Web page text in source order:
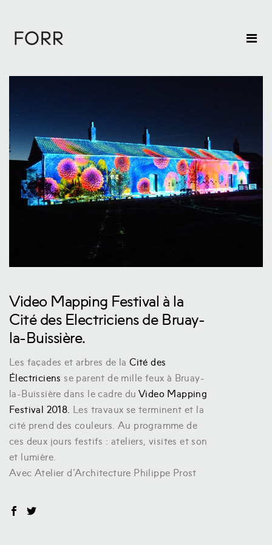
Video Mapping Festival à la
Cité des Electriciens de Bruay-
la-Buissière.
Les façades et arbres de laCité des
Électriciens se parent de mille feux à Bruay-
la-Buissière dans le cadre du Video Mapping
Festival 2018. Les travaux se terminent et la
cité prend des couleurs. Au programme de
ces deux jours festifs : ateliers, visites et son
et lumière.
Avec Atelier d’Architecture Philippe Prost